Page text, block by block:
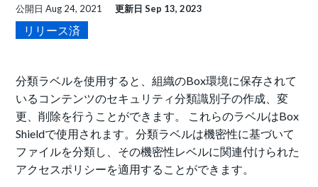
公開日Aug 24, 2021 更新日Sep 13, 2023
リリース済
分類ラベルを使用すると、組織のBox環境に保存されて
いるコンテンツのセキュリティ分類識別子の作成、変
更、削除を行うことができます。 これらのラベルはBox
Shieldで使用されます。分類ラベルは機密性に基づいて
ファイルを分類し、その機密性レベルに関連付けられた
アクセスポリシーを適用することができます。